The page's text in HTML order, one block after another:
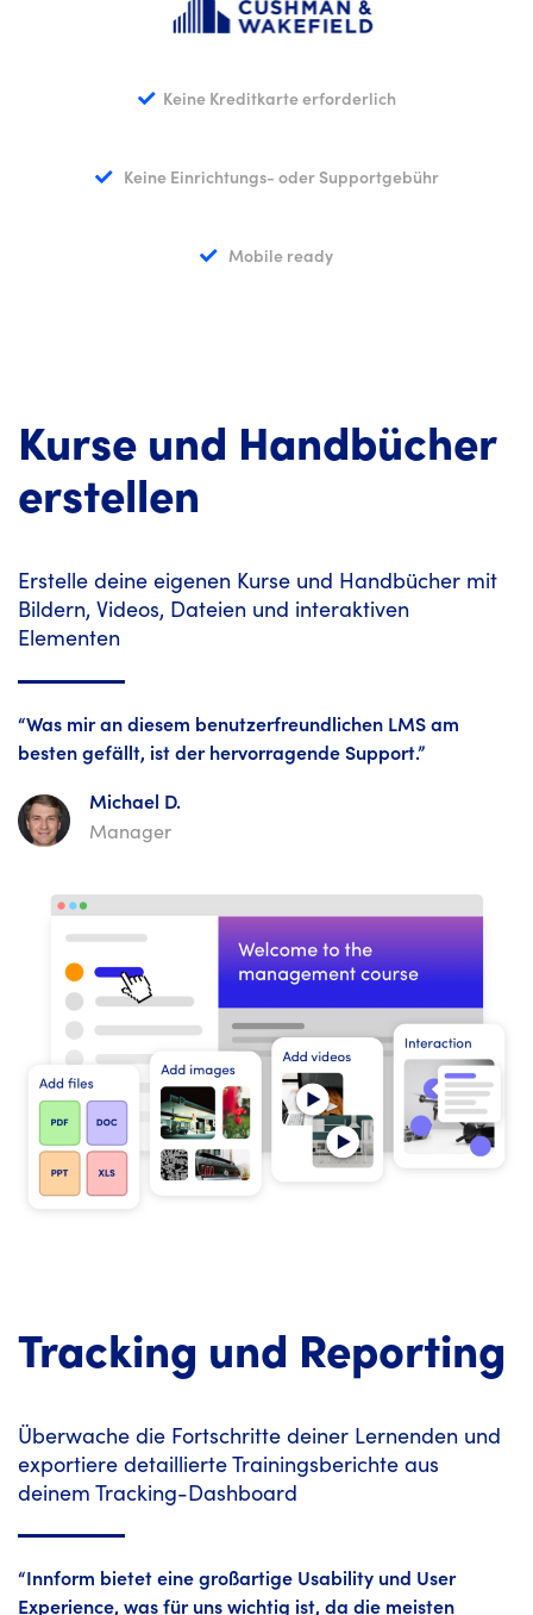
Keine Kreditkarte erforderlich
Keine Einrichtungs- oder Supportgebühr
Mobile ready
Kurse und Handbücher
erstellen
Erstelle deine eigenen Kurse und Handbücher mit
Bildern, Videos, Dateien und interaktiven
Elementen
“Was mir an diesem benutzerfreundlichen LMS am
besten gefällt, ist der hervorragende Support.”
Michael D.
Manager
Tracking und Reporting
Überwache die Fortschritte deiner Lernenden und
exportiere detaillierte Trainingsberichte aus
deinem Tracking-Dashboard
“Innform bietet eine großartige Usability und User
Experience, was für uns wichtig ist, da die meisten